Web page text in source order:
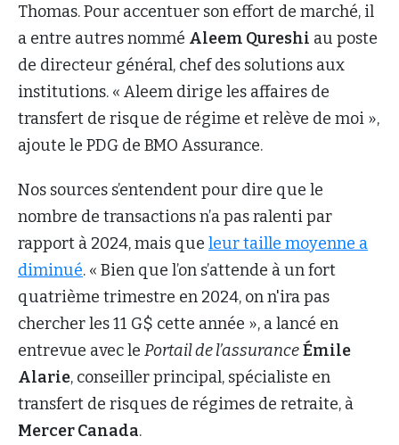
Thomas. Pour accentuer son effort de marché, il
a entre autres nommé Aleem Qureshi au poste
de directeur général, chef des solutions aux
institutions. « Aleem dirige les affaires de
transfert de risque de régime et relève de moi »,
ajoute le PDG de BMO Assurance.
Nos sources s’entendent pour dire que le
nombre de transactions n’a pas ralenti par
rapport à 2024, mais que leur taille moyenne a
diminué. « Bien que l’on s’attende à un fort
quatrième trimestre en 2024, on n'ira pas
chercher les 11 G$ cette année », a lancé en
entrevue avec le Portail de l’assuranceÉmile
Alarie, conseiller principal, spécialiste en
transfert de risques de régimes de retraite, à
Mercer Canada.